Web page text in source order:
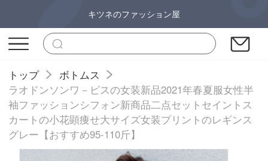
キツネのファッション屋
トップ
ボトムス
ラオドンソンワ－ピスの女装新品2021年春夏服女性半
袖ファッションシフォン新商品二点セットセイントス
カートの小花顕痩せ大サイズ女装プリントのレギンス
グレー【おすすめ95-110斤】